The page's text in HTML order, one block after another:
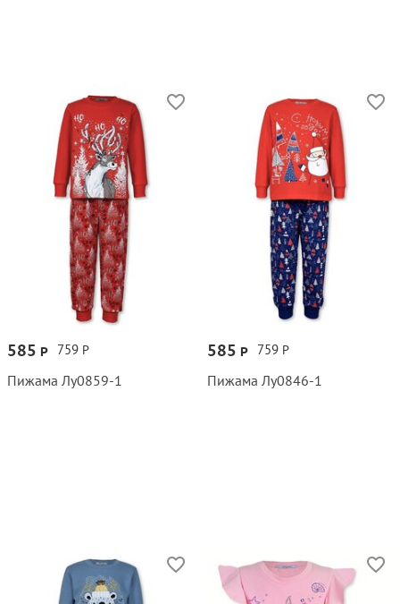
759 Р
585 Р
Пижама Лу0859‑1
759 Р
585 Р
Пижама Лу0846‑1